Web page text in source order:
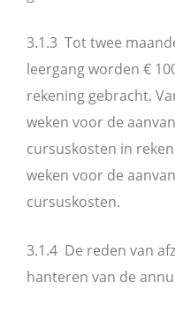
3.1.3 Tot twee
leergang worden €
rekening gebracht.
weken voor de
cursuskosten in
weken voor de
cursuskosten.
3.1.4 De reden van
hanteren van de